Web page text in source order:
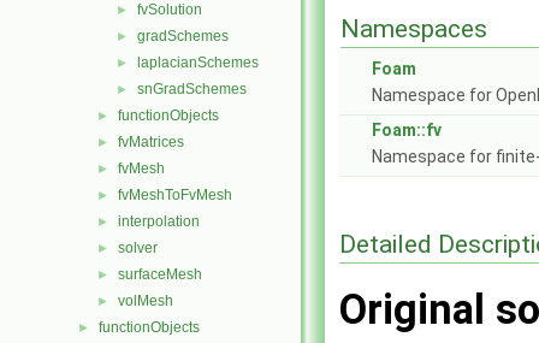
► fvSolution
► gradSchemes
► laplacianSchemes
► snGradSchemes
► functionObjects
► fvMatrices
► fvMesh
► fvMeshToFvMesh
► interpolation
► solver
► surfaceMesh
► volMesh
► functionObjects
Namespaces
Foam
Namespace for
Foam::fv
Namespace for
Detailed
Original